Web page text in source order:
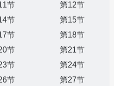
节
第12节
节
第15节
节
第18节
节
第21节
节
第24节
节
第27节